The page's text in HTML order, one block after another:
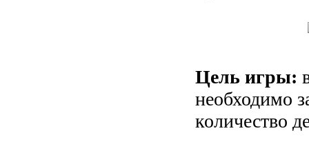
Цель игры:
необходимо
количество